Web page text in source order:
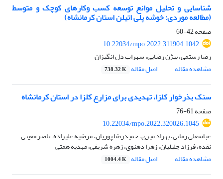
شناسایی و تحلیل موانع توسعه کسب وکارهای کوچک و متوسط
(مطالعه موردی: خوشه پلی اتیلن استان کرمانشاه)
صفحه42-60
10.22034/mpo.2022.311904.1042
رضا رستمی، بیژن رضایی، سهراب دل انگیزان
مشاهده مقاله
اصل مقاله 738.32 K
سنک بذرخوار کلزا، تهدیدی برای مزارع کلزا در استان کرمانشاه
صفحه61-76
10.22034/mpo.2022.320026.1045
عباسعلی زمانی، بهزاد میری، حمیدرضا پوریان، مرضیه علیزاده، ناصر معینی
نقده، فرزاد جلیلیان، زهرا دهنوی، زهره شریفی، مهدیه همتی
مشاهده مقاله
اصل مقاله 1004.4 K